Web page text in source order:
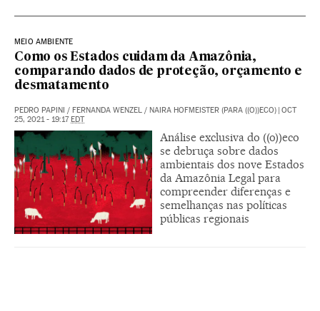
MEIO AMBIENTE
Como os Estados cuidam da Amazônia,
comparando dados de proteção, orçamento e
desmatamento
PEDRO PAPINI / FERNANDA WENZEL / NAIRA HOFMEISTER (PARA ((O))ECO) OCT
25, 2021 - 19:17 EDT
Análise exclusiva do ((o))eco
se debruça sobre dados
ambientais dos nove Estados
da Amazônia Legal para
compreender diferenças e
semelhanças nas políticas
públicas regionais